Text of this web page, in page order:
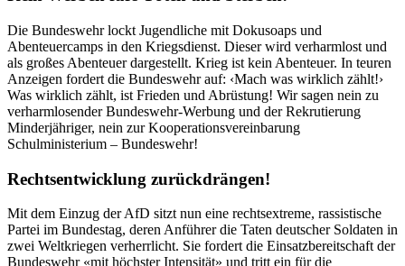
Die Bundeswehr lockt Jugendliche mit Dokusoaps und
Abenteuercamps in den Kriegsdienst. Dieser wird verharmlost und
als großes Abenteuer dargestellt. Krieg ist kein Abenteuer. In teuren
Anzeigen fordert die Bundeswehr auf: ‹Mach was wirklich zählt!›
Was wirklich zählt, ist Frieden und Abrüstung! Wir sagen nein zu
verharmlosender Bundeswehr-Werbung und der Rekrutierung
Minderjähriger, nein zur Kooperationsvereinbarung
Schulministerium – Bundeswehr!
Rechtsentwicklung zurückdrängen!
Mit dem Einzug der AfD sitzt nun eine rechtsextreme, rassistische
Partei im Bundestag, deren Anführer die Taten deutscher Soldaten in
zwei Weltkriegen verherrlicht. Sie fordert die Einsatzbereitschaft der
Bundeswehr «mit höchster Intensität» und tritt ein für die